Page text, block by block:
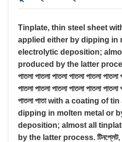
Tinplate, thin steel sheet
applied either by dipping in
electrolytic deposition;
produced by the latter process.
পাতলা পাতলা পাতলা পাতলা পাতলা পাতলা
পাতলা পাতলা পাতলা পাতলা পাতলা পাতলা
পাতলা পাতা with a coating of
dipping in molten metal or
deposition; almost all
by the latter process. টিনপ্লেট,